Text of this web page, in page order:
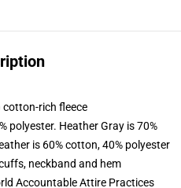
rich fleece
polyester. Heather Gray is 70%
is 60% cotton, 40% polyester
neckband and hem
Accountable Attire Practices